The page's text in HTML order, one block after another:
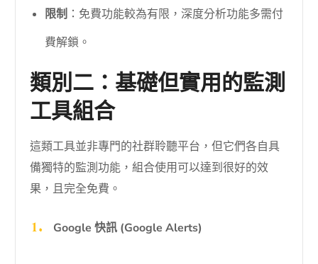
限制 ：免費功能較為有限，深度分析功能多需付
費解鎖。
類別二：基礎但實用的監測
工具組合
這類工具並非專門的社群聆聽平台，但它們各自具
備獨特的監測功能，組合使用可以達到很好的效
果，且完全免費。
Google 快訊 (Google Alerts)